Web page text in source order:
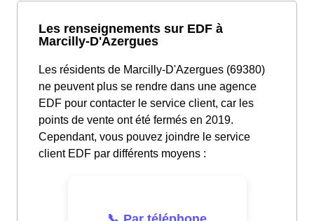
Les renseignements sur EDF à
Marcilly-D'Azergues
Les résidents de Marcilly-D'Azergues (69380)
ne peuvent plus se rendre dans une agence
EDF pour contacter le service client, car les
points de vente ont été fermés en 2019.
Cependant, vous pouvez joindre le service
client EDF par différents moyens :